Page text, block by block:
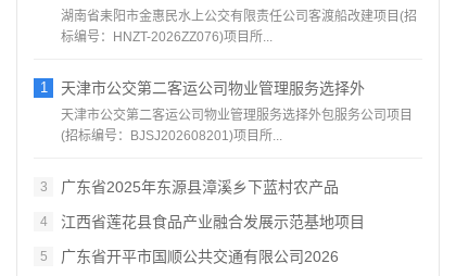
湖南省耒阳市金惠民水上公交有限责任公司客渡船改建项目(招
标编号：HNZT-2026ZZ076)项目所...
1 天津市公交第二客运公司物业管理服务选择外
天津市公交第二客运公司物业管理服务选择外包服务公司项目
(招标编号：BJSJ202608201)项目所...
3 广东省2025年东源县漳溪乡下蓝村农产品
4 江西省莲花县食品产业融合发展示范基地项目
5 广东省开平市国顺公共交通有限公司2026